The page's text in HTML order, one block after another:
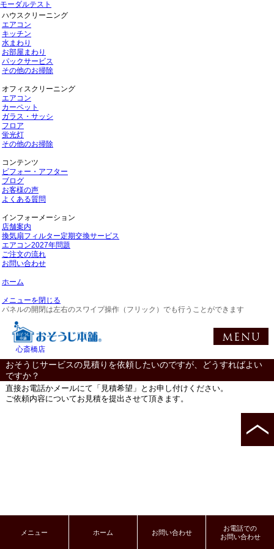
モーダルテスト
ハウスクリーニング
エアコン
キッチン
水まわり
お部屋まわり
パックサービス
その他のお掃除
オフィスクリーニング
エアコン
カーペット
ガラス・サッシ
フロア
蛍光灯
その他のお掃除
コンテンツ
ビフォー・アフター
ブログ
お客様の声
よくある質問
インフォーメーション
店舗案内
換気扇フィルター定期交換サービス
エアコン2027年問題
ご注文の流れ
お問い合わせ
ホーム
メニューを閉じる
パネルの開閉は左右のスワイプ操作（フリック）でも行うことができます
心斎橋店
おそうじサービスの見積りを依頼したいのですが、どうすればよい
ですか？
直接お電話かメールにて「見積希望」とお申し付けください。
ご依頼内容についてお見積を提出させて頂きます。
メニュー ホーム お問い合わせ
お電話での
お問い合わせ